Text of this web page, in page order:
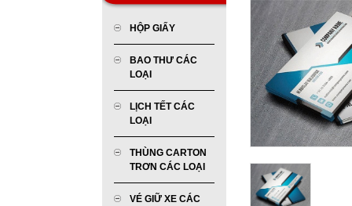
HỘP GIẤY
BAO THƯ CÁC
LOẠI
LỊCH TẾT CÁC
LOẠI
THÙNG CARTON
TRƠN CÁC LOẠI
VÉ GIỮ XE CÁC